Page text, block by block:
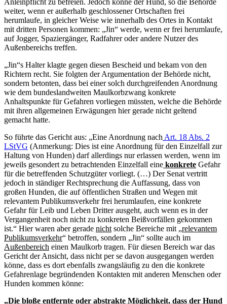
weiter, wenn er außerhalb geschlossener Ortschaften frei
herumlaufe, in gleicher Weise wie innerhalb des Ortes in Kontakt
mit dritten Personen kommen: „Jin“ werde, wenn er frei herumlaufe,
auf Jogger, Spaziergänger, Radfahrer oder andere Nutzer des
Außenbereichs treffen.
„Jin“s Halter klagte gegen diesen Bescheid und bekam von den
Richtern recht. Sie folgten der Argumentation der Behörde nicht,
sondern betonten, dass bei einer solch durchgreifenden Anordnung
wie dem bundeslandweiten Maulkorbzwang konkrete
Anhaltspunkte für Gefahren vorliegen müssten, welche die Behörde
mit ihren allgemeinen Erwägungen hier gerade nicht geltend
gemacht hatte.
So führte das Gericht aus: „Eine Anordnung nach Art. 18 Abs. 2
LStVG (Anmerkung: Dies ist eine Anordnung für den Einzelfall zur
Haltung von Hunden) darf allerdings nur erlassen werden, wenn im
jeweils gesondert zu betrachtenden Einzelfall eine konkrete Gefahr
für die betreffenden Schutzgüter vorliegt. (…) Der Senat vertritt
jedoch in ständiger Rechtsprechung die Auffassung, dass von
großen Hunden, die auf öffentlichen Straßen und Wegen mit
relevantem Publikumsverkehr frei herumlaufen, eine konkrete
Gefahr für Leib und Leben Dritter ausgeht, auch wenn es in der
Vergangenheit noch nicht zu konkreten Beißvorfällen gekommen
ist.“ Hier waren aber gerade nicht solche Bereiche mit „relevantem
Publikumsverkehr“ betroffen, sondern „Jin“ sollte auch im
Außenbereich einen Maulkorb tragen. Für diesen Bereich war das
Gericht der Ansicht, dass nicht per se davon ausgegangen werden
könne, dass es dort ebenfalls zwangsläufig zu den die konkrete
Gefahrenlage begründenden Kontakten mit anderen Menschen oder
Hunden kommen könne:
„Die bloße entfernte oder abstrakte Möglichkeit, dass der Hund